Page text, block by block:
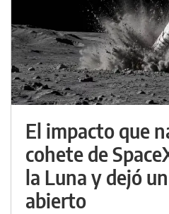
El impacto que
cohete de
la Luna y dejó
abierto